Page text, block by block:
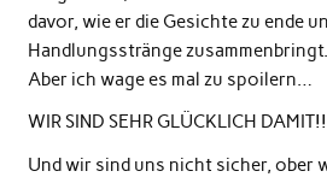
davor, wie er die Gesichte zu ende
Handlungsstränge zusammenbringt.
Aber ich wage es mal zu spoilern…
WIR SIND SEHR GLÜCKLICH
Und wir sind uns nicht sicher, ober